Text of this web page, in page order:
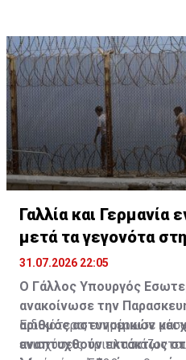
Γαλλία και Γερμανία
μετά τα γεγονότα
31.07.2026 22:05
Ο Γάλλος Yπουργός
ανακοίνωσε την
αριθμός αστυνομικών
αναπτυχθούν εκτάκτως
Ειδικότερα, ενημέρωσε
ενισχύσεις